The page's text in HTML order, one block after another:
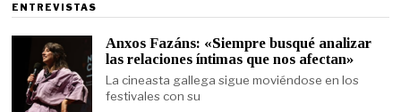
ENTREVISTAS
Anxos Fazáns: «Siempre busqué analizar
las relaciones íntimas que nos afectan»
La cineasta gallega sigue moviéndose en los
festivales con su